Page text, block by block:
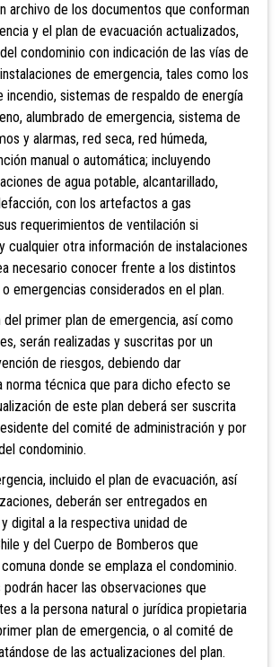
archivo de los documentos que conforman
y el plan de evacuación actualizados,
condominio con indicación de las vías de
de emergencia, tales como los
incendio, sistemas de respaldo de energía
alumbrado de emergencia, sistema de
y alarmas, red seca, red húmeda,
manual o automática; incluyendo
de agua potable, alcantarillado,
con los artefactos a gas
requerimientos de ventilación si
cualquier otra información de instalaciones
necesario conocer frente a los distintos
emergencias considerados en el plan.
primer plan de emergencia, así como
serán realizadas y suscritas por un
de riesgos, debiendo dar
norma técnica que para dicho efecto se
de este plan deberá ser suscrita
del comité de administración y por
condominio.
incluido el plan de evacuación, así
deberán ser entregados en
digital a la respectiva unidad de
y del Cuerpo de Bomberos que
donde se emplaza el condominio.
podrán hacer las observaciones que
a la persona natural o jurídica propietaria
plan de emergencia, o al comité de
de las actualizaciones del plan.